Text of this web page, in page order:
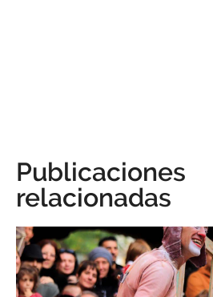
Publicaciones
relacionadas